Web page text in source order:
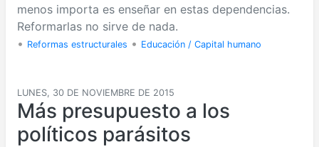
menos importa es enseñar en estas dependencias.
Reformarlas no sirve de nada.
• Reformas estructurales • Educación / Capital humano
LUNES, 30 DE NOVIEMBRE DE 2015
Más presupuesto a los
políticos parásitos